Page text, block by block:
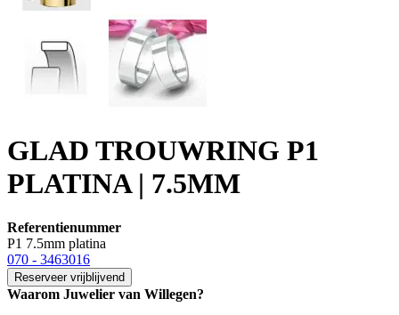
GLAD TROUWRING P1
PLATINA | 7.5MM
Referentienummer
P1 7.5mm platina
070 - 3463016
Reserveer vrijblijvend
Waarom Juwelier van Willegen?